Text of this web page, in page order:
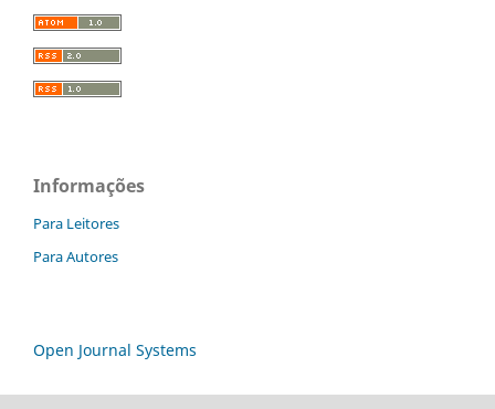
Informações
Para Leitores
Para Autores
Open Journal Systems